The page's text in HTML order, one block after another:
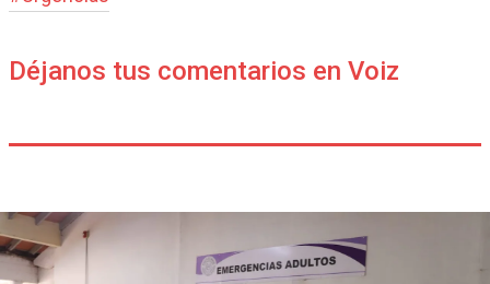
Déjanos tus comentarios en Voiz